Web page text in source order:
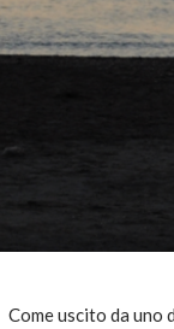
Come uscito da uno